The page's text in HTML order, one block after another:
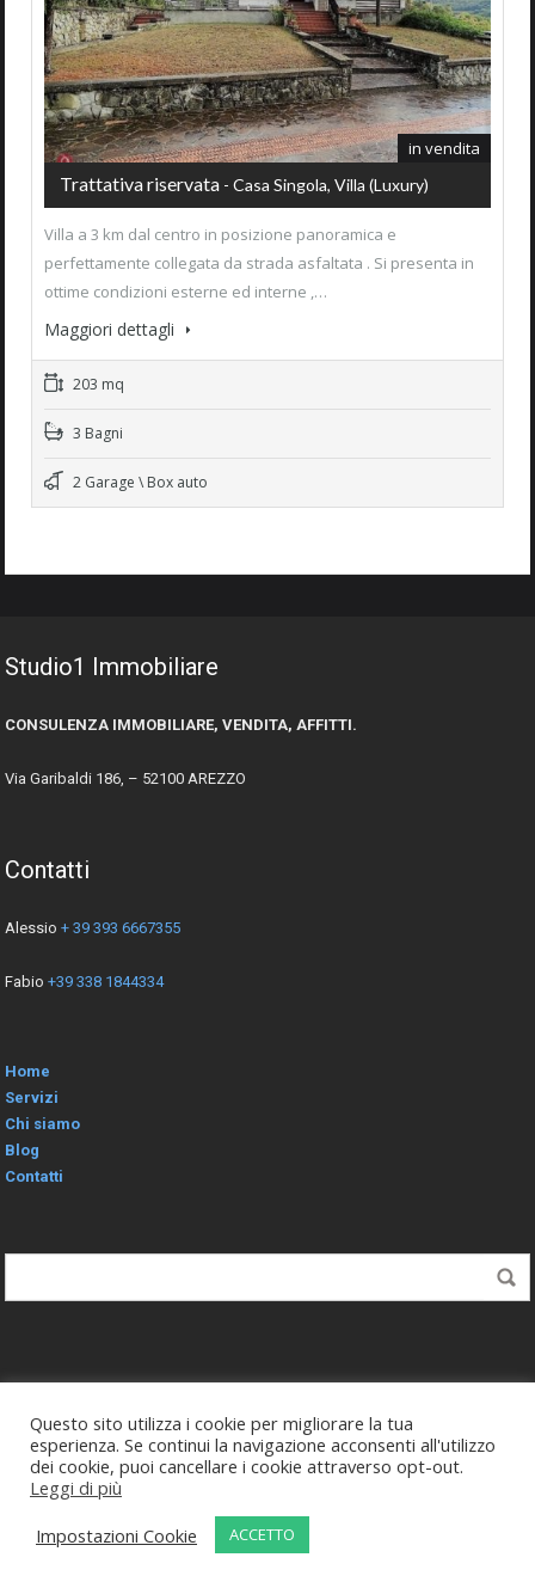
in vendita
Trattativa riservata - Casa Singola, Villa (luxury)
Villa a 3 km dal centro in posizione panoramica e
perfettamente collegata da strada asfaltata . Si presenta in
ottime condizioni esterne ed interne ,…
Maggiori dettagli
203 mq
3 Bagni
2 Garage \ Box auto
Studio1 Immobiliare
CONSULENZA IMMOBILIARE, VENDITA, AFFITTI.
Via Garibaldi 186, – 52100 AREZZO
Contatti
Alessio + 39 393 6667355
Fabio +39 338 1844334
Home
Servizi
Chi siamo
Blog
Contatti
Copyright © 2019 Studio1 Immobiliare. P.iva 02272750510
Questo sito utilizza i cookie per migliorare la tua
esperienza. Se continui la navigazione acconsenti all'utilizzo
dei cookie, puoi cancellare i cookie attraverso opt-out.
Leggi di più
Impostazioni Cookie
ACCETTO